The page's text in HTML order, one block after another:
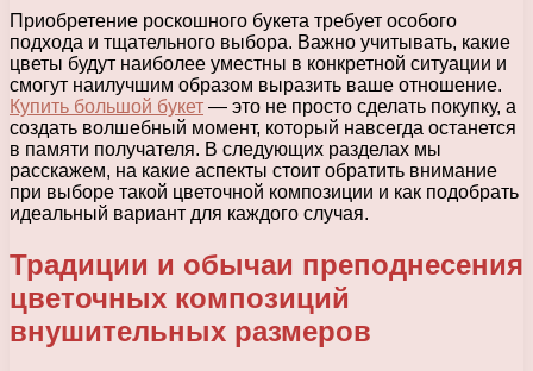
Приобретение роскошного букета требует особого
подхода и тщательного выбора. Важно учитывать, какие
цветы будут наиболее уместны в конкретной ситуации и
смогут наилучшим образом выразить ваше отношение.
Купить большой букет — это не просто сделать покупку, а
создать волшебный момент, который навсегда останется
в памяти получателя. В следующих разделах мы
расскажем, на какие аспекты стоит обратить внимание
при выборе такой цветочной композиции и как подобрать
идеальный вариант для каждого случая.
Традиции и обычаи преподнесения
цветочных композиций
внушительных размеров